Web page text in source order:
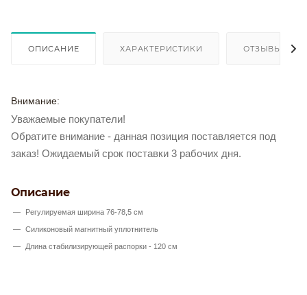
ОПИСАНИЕ ХАРАКТЕРИСТИКИ ОТЗЫВЫ
Внимание:
Уважаемые покупатели!
Обратите внимание - данная позиция поставляется под
заказ! Ожидаемый срок поставки 3 рабочих дня.
Описание
Регулируемая ширина 76-78,5 см
Силиконовый магнитный уплотнитель
Длина стабилизирующей распорки - 120 см